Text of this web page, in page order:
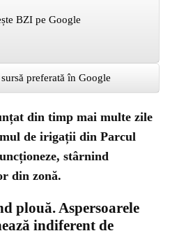
BZI pe Google
preferată în Google
din timp mai multe zile
de irigații din Parcul
stârnind
din zonă.
plouă. Aspersoarele
indiferent de